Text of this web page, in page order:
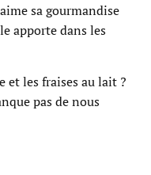
sa gourmandise
apporte dans les
et les fraises au lait ?
pas de nous